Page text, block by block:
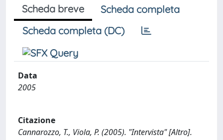
Scheda breve
Scheda completa
Scheda completa (DC)
Data
2005
Citazione
Cannarozzo, T., Viola, P. (2005). "Intervista" [Altro].